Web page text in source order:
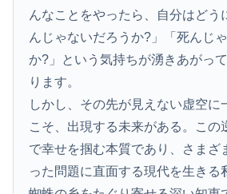
んなことをやったら、自分はどう
んじゃないだろうか?」「死んじ
か?」という気持ちが湧きあがっ
ります。
しかし、その先が見えない虚空に
こそ、出現する未来がある。この
で幸せを掴む本質であり、さまざ
った問題に直面する現代を生きる